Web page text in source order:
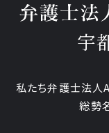
宇
私たち弁護士法
総勢